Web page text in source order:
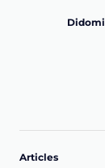
Didomi
Articles